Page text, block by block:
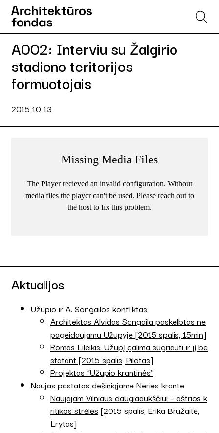
A002: Interviu su Žalgirio
stadiono teritorijos
formuotojais
2015 10 13
Aktualijos
Užupio ir A. Songailos konfliktas
Architektas Alvidas Songaila paskelbtas ne
pageidaujamu Užupyje [2015 spalis, 15min]
Romas Lileikis: Užupį galima sugriauti ir jį be
statant [2015 spalis, Pilotas]
Projektas “Užupio krantinės”
Naujas pastatas dešiniąjame Neries krante
Naujajam Vilniaus daugiaaukščiui – aštrios k
ritikos strėlės [2015 spalis, Erika Bružaitė,
Lrytas]